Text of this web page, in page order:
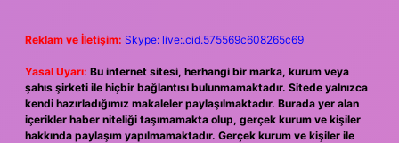
Reklam ve İletişim: Skype: live:.cid.575569c608265c69
Yasal Uyarı: Bu internet sitesi, herhangi bir marka, kurum veya
şahıs şirketi ile hiçbir bağlantısı bulunmamaktadır. Sitede yalnızca
kendi hazırladığımız makaleler paylaşılmaktadır. Burada yer alan
içerikler haber niteliği taşımamakta olup, gerçek kurum ve kişiler
hakkında paylaşım yapılmamaktadır. Gerçek kurum ve kişiler ile